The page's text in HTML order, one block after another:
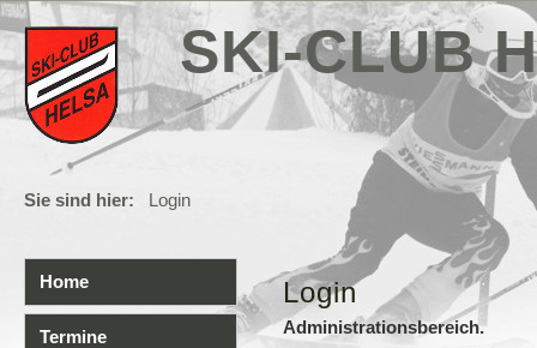
SKI-CLUB
Sie sind hier: Login
Home
Termine
Login
Administrationsbereich.